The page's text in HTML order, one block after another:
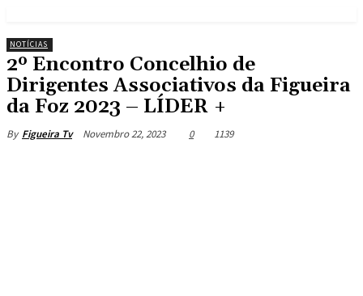
NOTÍCIAS
2º Encontro Concelhio de
Dirigentes Associativos da Figueira
da Foz 2023 – LÍDER +
By Figueira Tv Novembro 22, 2023 0 1139